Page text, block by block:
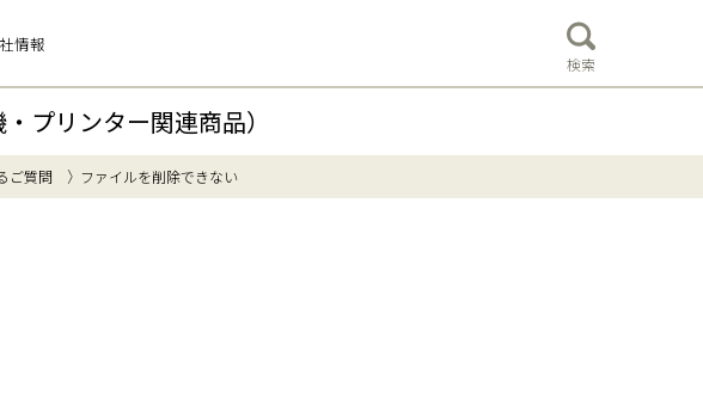
情報
検索
プリンター関連商品）
ご質問 ファイルを削除できない